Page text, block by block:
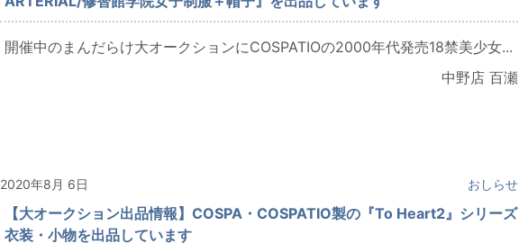
開催中のまんだらけ大オークションにCOSPATIOの2000年代発売18禁美少女...
中野店 百瀬
2020年8月 6日 おしらせ
【大オークション出品情報】COSPA・COSPATIO製の『To Heart2』シリーズ
衣装・小物を出品しています